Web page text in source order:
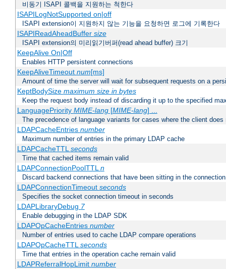
비동기 ISAPI 콜백을 지원하는 척한다
ISAPILogNotSupported on|off
ISAPI extension이 지원하지 않는 기능을 요청하면 로그에 기록한다
ISAPIReadAheadBuffer size
ISAPI extension의 미리읽기버퍼(read ahead buffer) 크기
KeepAlive On|Off
Enables HTTP persistent connections
KeepAliveTimeout num[ms]
Amount of time the server will wait for subsequent requests on a
KeptBodySize maximum size in bytes
Keep the request body instead of discarding it up to the specified
LanguagePriority MIME-lang[MIME-lang] ...
The precedence of language variants for cases where the client
LDAPCacheEntries number
Maximum number of entries in the primary LDAP cache
LDAPCacheTTLseconds
Time that cached items remain valid
LDAPConnectionPoolTTLn
Discard backend connections that have been sitting in the
LDAPConnectionTimeout seconds
Specifies the socket connection timeout in seconds
LDAPLibraryDebug 7
Enable debugging in the LDAP SDK
LDAPOpCacheEntries number
Number of entries used to cache LDAP compare operations
LDAPOpCacheTTLseconds
Time that entries in the operation cache remain valid
LDAPReferralHopLimit number